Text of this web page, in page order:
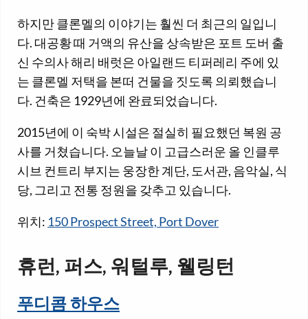
하지만 클론멜의 이야기는 훨씬 더 최근의 일입니
다. 대공황 때 거액의 유산을 상속받은 포트 도버 출
신 수의사 해리 배럿은 아일랜드 티퍼레리 주에 있
는 클론멜 저택을 본떠 건물을 짓도록 의뢰했습니
다. 건축은 1929년에 완료되었습니다.
2015년에 이 숙박 시설은 절실히 필요했던 복원 공
사를 거쳤습니다. 오늘날 이 고급스러운 올 인클루
시브 컨트리 부지는 웅장한 계단, 도서관, 음악실, 식
당, 그리고 전통 정원을 갖추고 있습니다.
위치: 150 Prospect Street, Port Dover
휴런, 퍼스, 워털루, 웰링턴
푸디콤 하우스